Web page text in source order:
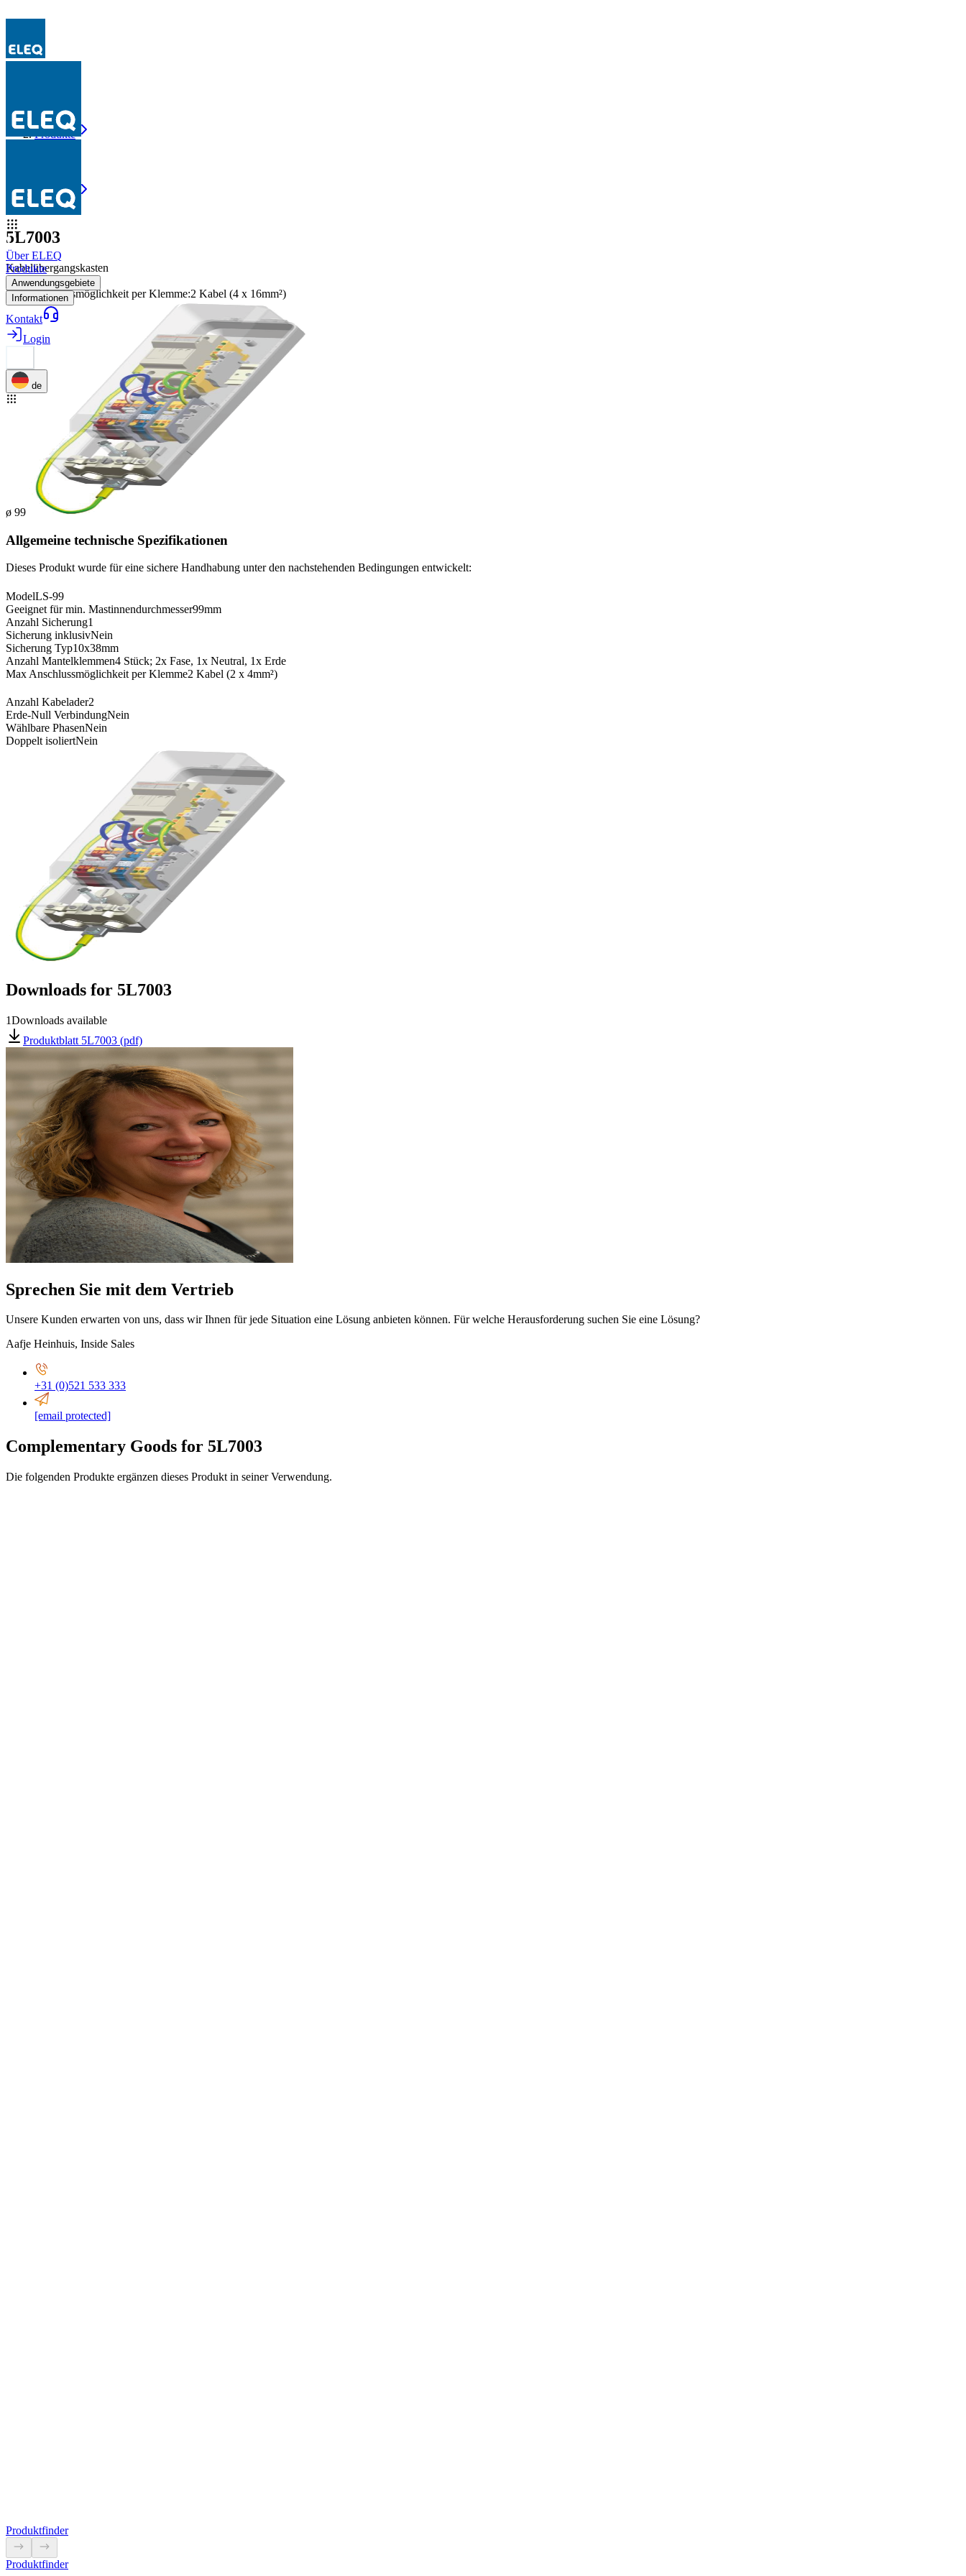
Über ELEQ
Produkte
Anwendungsgebiete
Informationen
Kontakt
Login
de
Produkte
Produkte
5L7003
5L7003
Kabelübergangskasten
Sicherungen:10*38
Max Anschlussmöglichkeit per Klemme:2 Kabel (4 x 16mm²)
ø 99
Allgemeine technische Spezifikationen
Dieses Produkt wurde für eine sichere Handhabung unter den nachstehenden Bedingungen entwickelt:
ModelLS-99
Geeignet für min. Mastinnendurchmesser99mm
Anzahl Sicherung1
Sicherung inklusivNein
Sicherung Typ10x38mm
Anzahl Mantelklemmen4 Stück; 2x Fase, 1x Neutral, 1x Erde
Max Anschlussmöglichkeit per Klemme2 Kabel (2 x 4mm²)
Anzahl Kabelader2
Erde-Null VerbindungNein
Wählbare PhasenNein
Doppelt isoliertNein
Downloads for 5L7003
1Downloads available
Produktblatt 5L7003 (pdf)
Sprechen Sie mit dem Vertrieb
Unsere Kunden erwarten von uns, dass wir Ihnen für jede Situation eine Lösung anbieten können. Für welche Herausforderung suchen Sie eine Lösung?
Aafje Heinhuis, Inside Sales
+31 (0)521 533 333
[email protected]
Complementary Goods for 5L7003
Die folgenden Produkte ergänzen dieses Produkt in seiner Verwendung.
Produkt anzeigen
Produktfinder
Produktfinder